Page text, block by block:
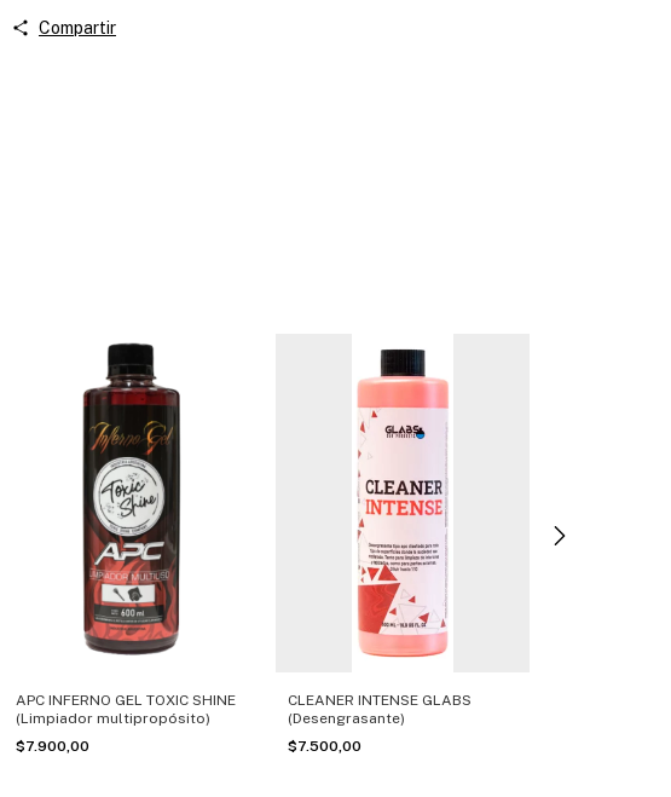
Compartir
APC INFERNO GEL TOXIC SHINE
(Limpiador multipropósito)
$7.900,00
CLEANER INTENSE GLABS
(Desengrasante)
$7.500,00